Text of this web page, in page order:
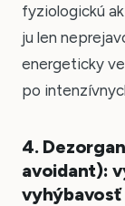
fyziologickú
ju len
energeticky
po
4.
avoidant):
vyhýbavosť